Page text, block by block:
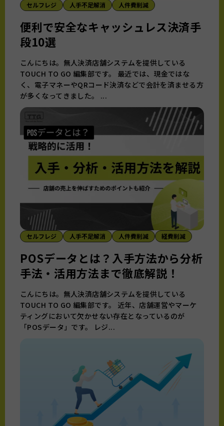
セルフレジ 人手不足解消 人件費削減
便利で安全なキャッシュレス決済手
段10選
こんにちは。無人決済店舗システムを提供している
TOUCH TO GO 編集部です。 最近では、現金ではな
く、電子マネーやQRコード決済などで会計を済ませる方
が多くなってきました。 ...
セルフレジ 人手不足解消 人件費削減 経費削減
POSデータとは？入手方法から分析
手法・活用方法まで徹底解説！
こんにちは。無人決済店舗システムを提供している
TOUCH TO GO 編集部です。 近年、店舗運営やマーケ
ティングにおいて欠かせない存在となっているのが
「POSデータ」です。 レジ...